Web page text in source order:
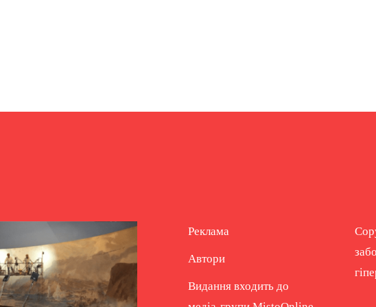
Реклама
Автори
Видання входить до